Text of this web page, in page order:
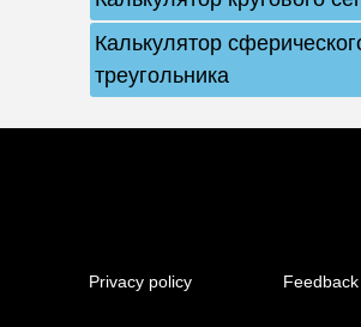
Калькулятор
треугольника
Privacy policy Feedback